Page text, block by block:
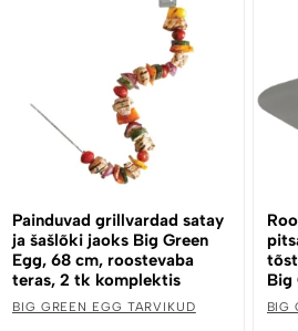
Painduvad grillvardad satay
ja šašlõki jaoks Big Green
Egg, 68 cm, roostevaba
teras, 2 tk komplektis
BIG GREEN EGG TARVIKUD
Big
BIG